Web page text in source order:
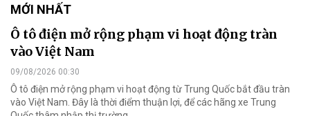
MỚI NHẤT
Ô tô điện mở rộng phạm vi hoạt động tràn
vào Việt Nam
09/08/2026 00:30
Ô tô điện mở rộng phạm vi hoạt động từ Trung Quốc bắt đầu tràn
vào Việt Nam. Đây là thời điểm thuận lợi, để các hãng xe Trung